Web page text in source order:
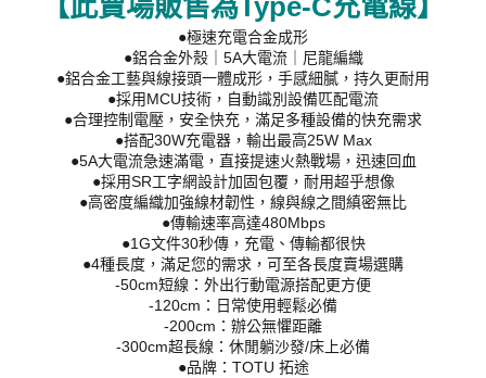
【此賣場販售為Type-C充電線】
●極速充電合金成形
●鋁合金外殼｜5A大電流｜尼龍編織
●鋁合金工藝與線接頭一體成形，手感細膩，持久更耐用
●採用MCU技術，自動識別設備匹配電流
●合理控制電壓，安全快充，滿足多種設備的快充需求
●搭配30W充電器，輸出最高25W Max
●5A大電流急速滿電，直接提速火熱戰場，迅速回血
●採用SR工字網設計加固包覆，耐用超乎想像
●高密度編織加強線材韌性，線與線之間縝密無比
●傳輸速率高達480Mbps
●1G文件30秒傳，充電、傳輸都很快
●4種長度，滿足您的需求，可至各長度賣場選購
-50cm短線：外出行動電源搭配更方便
-120cm：日常使用輕鬆必備
-200cm：辦公無懼距離
-300cm超長線：休閒躺沙發/床上必備
●品牌：TOTU 拓途